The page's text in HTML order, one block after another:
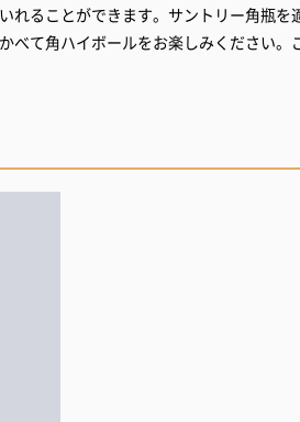
れることができます。サントリー角瓶を
べて角ハイボールをお楽しみください。